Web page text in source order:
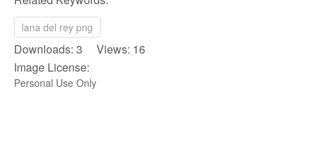
lana del rey png
Downloads: 3 Views: 16
Image License:
Personal Use Only